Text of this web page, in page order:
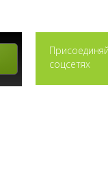
соцсетях